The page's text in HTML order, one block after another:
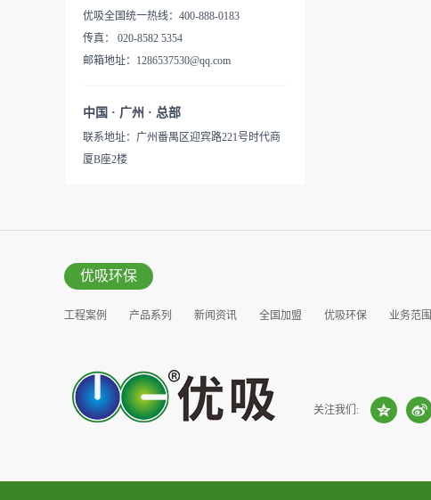
用。放在车里不仅能装饰更能
的研发出治理甲醛的产品，而
我们的“醛博士”就担此重任。
产
吸附性，广泛应用于生产、生
活中。主要功能：吸附异味应
用范围：汽车、冰箱、食品
优吸全国统一热线：400-888-0183
传真： 020-8582 5354
邮箱地址：1286537530@qq.com
中国 · 广州 · 总部
联系地址：广州番禺区迎宾路221号时代商
厦B座2楼
优吸环保
工程案例 产品系列 新闻资讯 全国加盟 优吸环保 业务范围
关注我们: